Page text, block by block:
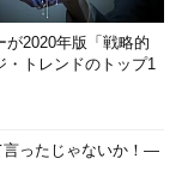
が2020年版「戦略的
・トレンドのトップ1
言ったじゃないか！―